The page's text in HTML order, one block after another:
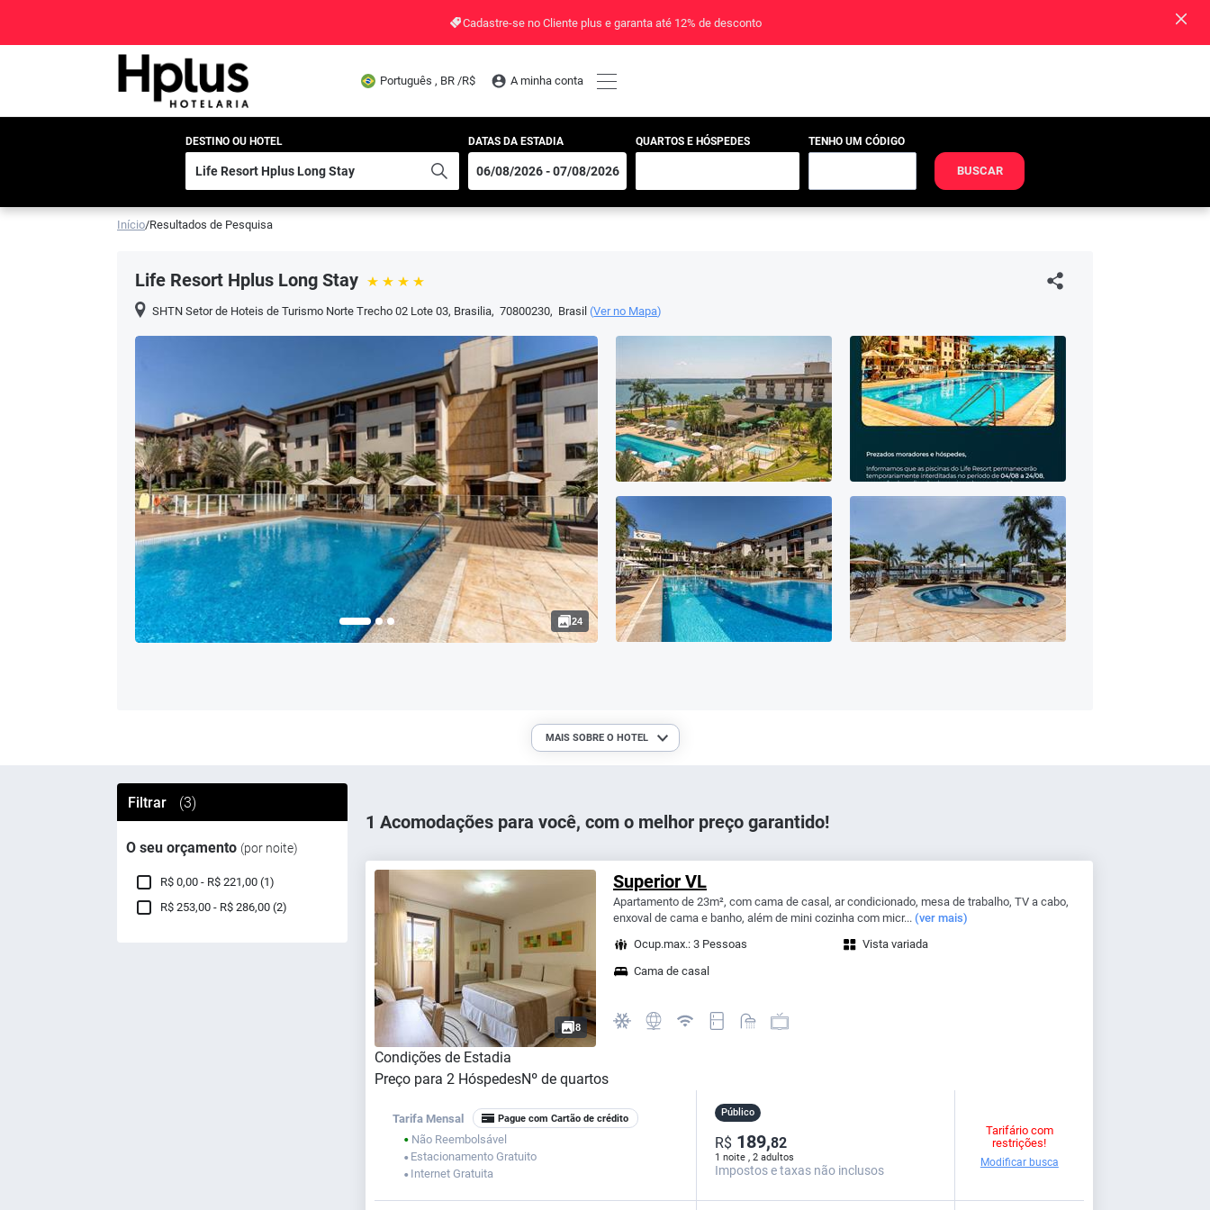
Cadastre-se no Cliente plus e garanta até 12% de desconto
Português , BR /R$ A minha conta
DESTINO OU HOTEL DATAS DA ESTADIA QUARTOS E HÓSPEDES TENHO UM CÓDIGO
BUSCAR
Início/Resultados de Pesquisa
Life Resort Hplus Long Stay
SHTN Setor de Hoteis de Turismo Norte Trecho 02 Lote 03, Brasilia, 70800230, Brasil (Ver no Mapa)
24
MAIS SOBRE O HOTEL
Filtrar (3)
O seu orçamento (por noite)
R$ 0,00 - R$ 221,00 (1)
R$ 253,00 - R$ 286,00 (2)
1 Acomodações para você, com o melhor preço garantido!
8
Superior VL
Apartamento de 23m², com cama de casal, ar condicionado, mesa de trabalho, TV a cabo,
enxoval de cama e banho, além de mini cozinha com micr... (ver mais)
Ocup.max.: 3 Pessoas
Vista variada
Cama de casal
Condições de Estadia
Preço para 2 HóspedesNº de quartos
Tarifa Mensal Pague com Cartão de crédito
⬤ Não Reembolsável
⬤ Estacionamento Gratuito
⬤ Internet Gratuita
Público
1 noite , 2 adultos
R$ 189,82
Impostos e taxas não inclusos
Tarifário com
restrições!
Modificar busca